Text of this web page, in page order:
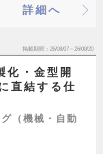
詳細へ
掲載期間 26/08/07～26/08/20
化・金型開
直結する仕
（機械・自動